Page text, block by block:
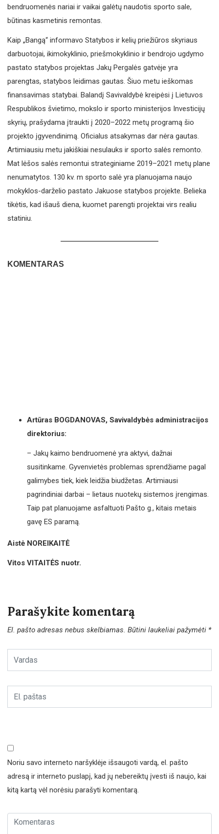
bendruomenės nariai ir vaikai galėtų naudotis sporto sale,
būtinas kasmetinis remontas.
Kaip „Bangą“ informavo Statybos ir kelių priežiūros skyriaus
darbuotojai, ikimokyklinio, priešmokyklinio ir bendrojo ugdymo
pastato statybos projektas Jakų Pergalės gatvėje yra
parengtas, statybos leidimas gautas. Šiuo metu ieškomas
finansavimas statybai. Balandį Savivaldybė kreipėsi į Lietuvos
Respublikos švietimo, mokslo ir sporto ministerijos Investicijų
skyrių, prašydama įtraukti į 2020–2022 metų programą šio
projekto įgyvendinimą. Oficialus atsakymas dar nėra gautas.
Artimiausiu metu jakiškiai nesulauks ir sporto salės remonto.
Mat lėšos salės remontui strateginiame 2019–2021 metų plane
nenumatytos. 130 kv. m sporto salė yra planuojama naujo
mokyklos-darželio pastato Jakuose statybos projekte. Belieka
tikėtis, kad išauš diena, kuomet parengti projektai virs realiu
statiniu.
KOMENTARAS
Artūras BOGDANOVAS, Savivaldybės administracijos
direktorius:
– Jakų kaimo bendruomenė yra aktyvi, dažnai
susitinkame. Gyvenvietės problemas sprendžiame pagal
galimybes tiek, kiek leidžia biudžetas. Artimiausi
pagrindiniai darbai – lietaus nuotekų sistemos įrengimas.
Taip pat planuojame asfaltuoti Pašto g., kitais metais
gavę ES paramą.
Aistė NOREIKAITĖ
Vitos VITAITĖS nuotr.
Parašykite komentarą
El. pašto adresas nebus skelbiamas. Būtini laukeliai pažymėti *
Noriu savo interneto naršyklėje išsaugoti vardą, el. pašto
adresą ir interneto puslapį, kad jų nebereiktų įvesti iš naujo, kai
kitą kartą vėl norėsiu parašyti komentarą.